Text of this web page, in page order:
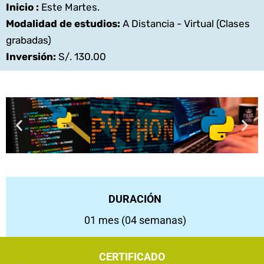
Inicio : Este Martes.
Modalidad de estudios: A Distancia - Virtual (Clases
grabadas)
Inversión: S/. 130.00
DURACIÓN
01 mes (04 semanas)
CERTIFICADO